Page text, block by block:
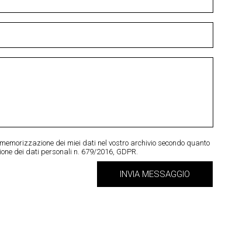
dei miei dati nel vostro archivio secondo quanto
dei dati personali n. 679/2016, GDPR.